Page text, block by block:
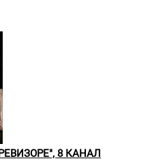
8 КАНАЛ